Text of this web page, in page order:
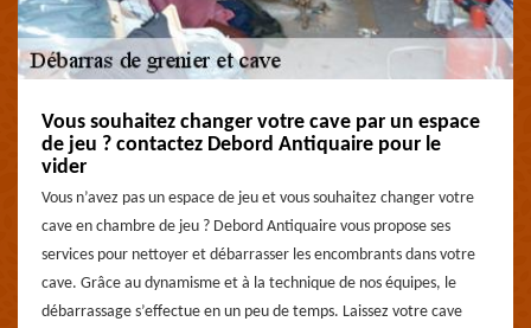
Vous souhaitez changer votre cave par un espace
de jeu ? contactez Debord Antiquaire pour le
vider
Vous n’avez pas un espace de jeu et vous souhaitez changer votre
cave en chambre de jeu ? Debord Antiquaire vous propose ses
services pour nettoyer et débarrasser les encombrants dans votre
cave. Grâce au dynamisme et à la technique de nos équipes, le
débarrassage s’effectue en un peu de temps. Laissez votre cave